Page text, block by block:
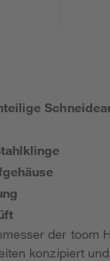
der toom
konzipiert